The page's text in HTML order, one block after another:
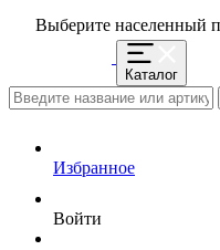
Выберите населенный
Каталог
Избранное
Войти